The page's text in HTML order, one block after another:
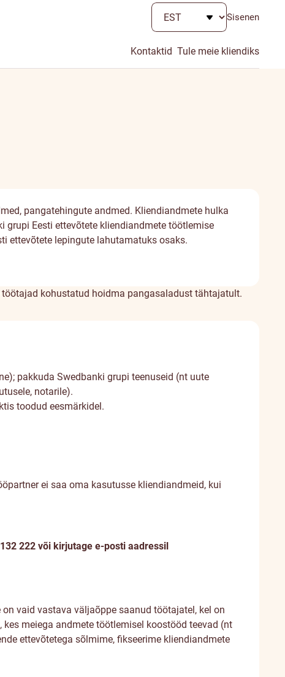
Sisenen
Kontaktid Tule meie kliendiks
pangatehingute andmed. Kliendiandmete hulka
Eesti ettevõtete kliendiandmete töötlemise
ettevõtete lepingute lahutamatuks osaks.
kohustatud hoidma pangasaladust tähtajatult.
pakkuda Swedbanki grupi teenuseid (nt uute
notarile).
toodud eesmärkidel.
ei saa oma kasutusse kliendiandmeid, kui
222 või kirjutage e-posti aadressil
vaid vastava väljaõppe saanud töötajatel, kel on
meiega andmete töötlemisel koostööd teevad (nt
ettevõtetega sõlmime, fikseerime kliendiandmete